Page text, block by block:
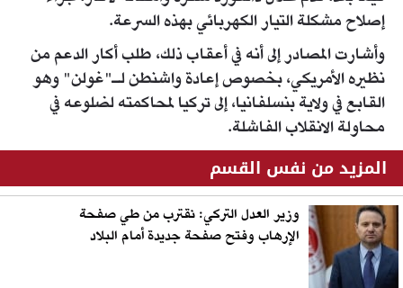
إصلاح مشكلة التيار الكهربائي بهذه السرعة.
وأشارت المصادر إلى أنه في أعقاب ذلك، طلب أكار الدعم من
نظيره الأمريكي، بخصوص إعادة واشنطن لـ"غولن" وهو
القابع في ولاية بنسلفانيا، إلى تركيا لمحاكمته لضلوعه في
محاولة الانقلاب الفاشلة.
المزيد من نفس القسم
وزير العدل التركي: نقترب من طي صفحة
الإرهاب وفتح صفحة جديدة أمام البلاد